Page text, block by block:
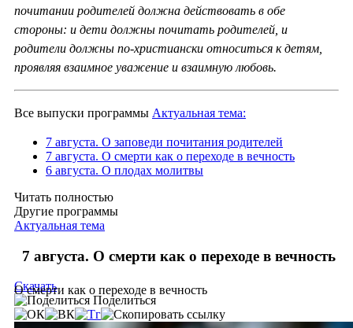
почитании родителей должна действовать в обе
стороны: и дети должны почитать родителей, и
родители должны по-христиански относиться к детям,
проявляя взаимное уважение и взаимную любовь.
Все выпуски программы Актуальная тема:
7 августа. О заповеди почитания родителей
7 августа. О смерти как о переходе в вечность
6 августа. О плодах молитвы
Читать полностью
Другие программы
Актуальная тема
7 августа. О смерти как о переходе в вечность
О смерти как о переходе в вечность
Скачать
Поделиться